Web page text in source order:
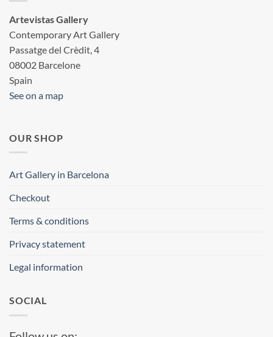
Artevistas Gallery
Contemporary Art Gallery
Passatge del Crèdit, 4
08002 Barcelone
Spain
See on a map
OUR SHOP
Art Gallery in Barcelona
Checkout
Terms & conditions
Privacy statement
Legal information
SOCIAL